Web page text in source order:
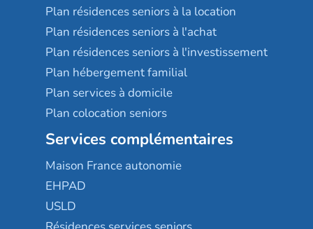
Plan résidences seniors à la location
Plan résidences seniors à l'achat
Plan résidences seniors à l'investissement
Plan hébergement familial
Plan services à domicile
Plan colocation seniors
Services complémentaires
Maison France autonomie
EHPAD
USLD